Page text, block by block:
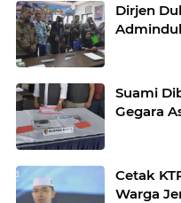
Dirjen
Suami
Gegara
Cetak
Warga